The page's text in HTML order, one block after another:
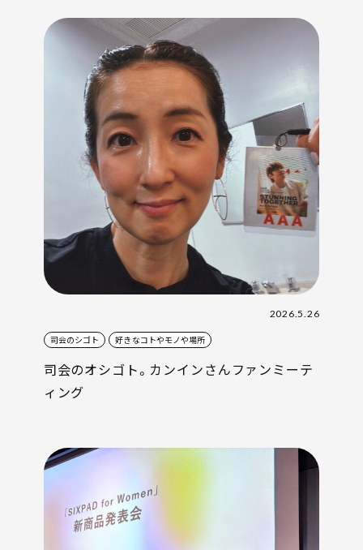
司会のシゴト 好きなコトやモノや場所
2026.5.26
司会のオシゴト。カンインさんファンミーテ
ィング